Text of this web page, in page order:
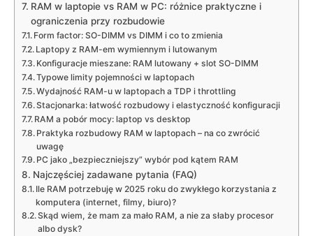
RAM w laptopie vs RAM w PC: różnice praktyczne i
ograniczenia przy rozbudowie
Form factor: SO-DIMM vs DIMM i co to zmienia
Laptopy z RAM-em wymiennym i lutowanym
Konfiguracje mieszane: RAM lutowany + slot SO-DIMM
Typowe limity pojemności w laptopach
Wydajność RAM-u w laptopach a TDP i throttling
Stacjonarka: łatwość rozbudowy i elastyczność konfiguracji
RAM a pobór mocy: laptop vs desktop
Praktyka rozbudowy RAM w laptopach – na co zwrócić
uwagę
PC jako „bezpieczniejszy” wybór pod kątem RAM
Najczęściej zadawane pytania (FAQ)
Ile RAM potrzebuję w 2025 roku do zwykłego korzystania z
komputera (internet, filmy, biuro)?
Skąd wiem, że mam za mało RAM, a nie za słaby procesor
albo dysk?